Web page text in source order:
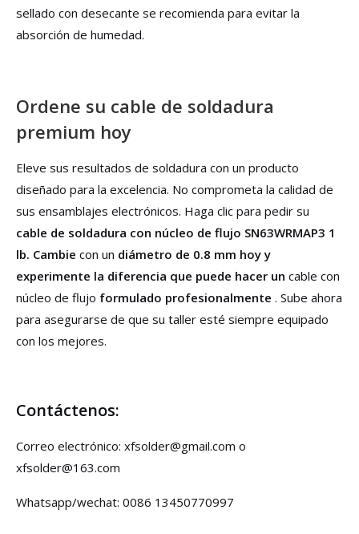
sellado con desecante se recomienda para evitar la
absorción de humedad.
Ordene su cable de soldadura
premium hoy
Eleve sus resultados de soldadura con un producto
diseñado para la excelencia. No comprometa la calidad de
sus ensamblajes electrónicos. Haga clic para pedir su
cable de soldadura con núcleo de flujo SN63WRMAP3 1
lb. Cambie con un diámetro de 0.8 mm hoy y
experimente la diferencia que puede hacer un cable con
núcleo de flujo formulado profesionalmente . Sube ahora
para asegurarse de que su taller esté siempre equipado
con los mejores.
Contáctenos:
Correo electrónico: xfsolder@gmail.com o
xfsolder@163.com
Whatsapp/wechat: 0086 13450770997